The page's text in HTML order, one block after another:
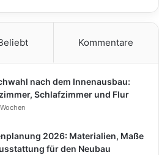
Kommentare
nach dem Innenausbau:
Schlafzimmer und Flur
2026: Materialien, Maße
für den Neubau